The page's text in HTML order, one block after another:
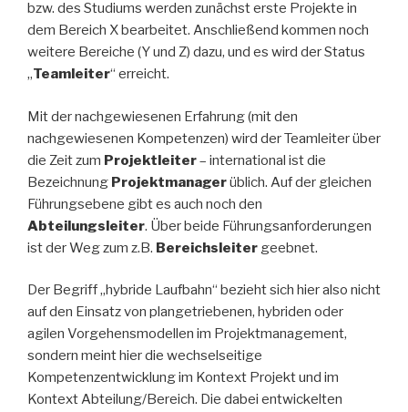
bzw. des Studiums werden zunächst erste Projekte in
dem Bereich X bearbeitet. Anschließend kommen noch
weitere Bereiche (Y und Z) dazu, und es wird der Status
„Teamleiter“ erreicht.
Mit der nachgewiesenen Erfahrung (mit den
nachgewiesenen Kompetenzen) wird der Teamleiter über
die Zeit zum Projektleiter– international ist die
Bezeichnung Projektmanagerüblich. Auf der gleichen
Führungsebene gibt es auch noch den
Abteilungsleiter. Über beide Führungsanforderungen
ist der Weg zum z.B. Bereichsleiter geebnet.
Der Begriff „hybride Laufbahn“ bezieht sich hier also nicht
auf den Einsatz von plangetriebenen, hybriden oder
agilen Vorgehensmodellen im Projektmanagement,
sondern meint hier die wechselseitige
Kompetenzentwicklung im Kontext Projekt und im
Kontext Abteilung/Bereich. Die dabei entwickelten